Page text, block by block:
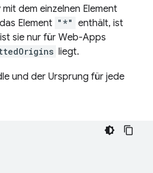
dem einzelnen Element
Element "*" enthält, ist
sie nur für Web-Apps
liegt.
und der Ursprung für jede